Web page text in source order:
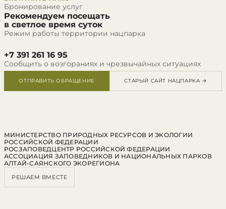
Бронирование услуг
Рекомендуем посещать
в светлое время суток
Режим работы территории нацпарка
+7 391 261 16 95
Сообщить о возгораниях и чрезвычайных ситуациях
ОТПРАВИТЬ ОБРАЩЕНИЕ СТАРЫЙ САЙТ НАЦПАРКА →
МИНИСТЕРСТВО ПРИРОДНЫХ РЕСУРСОВ И ЭКОЛОГИИ
РОССИЙСКОЙ ФЕДЕРАЦИИ
РОСЗАПОВЕДЦЕНТР РОССИЙСКОЙ ФЕДЕРАЦИИ
АССОЦИАЦИЯ ЗАПОВЕДНИКОВ И НАЦИОНАЛЬНЫХ ПАРКОВ
АЛТАЙ-САЯНСКОГО ЭКОРЕГИОНА
РЕШАЕМ ВМЕСТЕ